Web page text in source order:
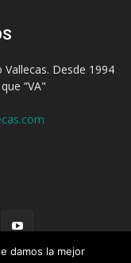
Desde 1994
“VA"
damos la mejor